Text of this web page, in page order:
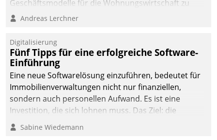
Geschäftsmodelle für die Wohnungswirtschaft zu
entwickeln.
Andreas Lerchner
Digitalisierung
Fünf Tipps für eine erfolgreiche Software-
Einführung
Eine neue Softwarelösung einzuführen, bedeutet für
Immobilienverwaltungen nicht nur finanziellen,
sondern auch personellen Aufwand. Es ist eine
Investition, die sich lohnen muss. Das Ziel: die
nachhaltige Optimierung der Geschäftsabläufe. Damit
dieses Ziel erreicht wird, sollten einige Grundregeln
Sabine Wiedemann